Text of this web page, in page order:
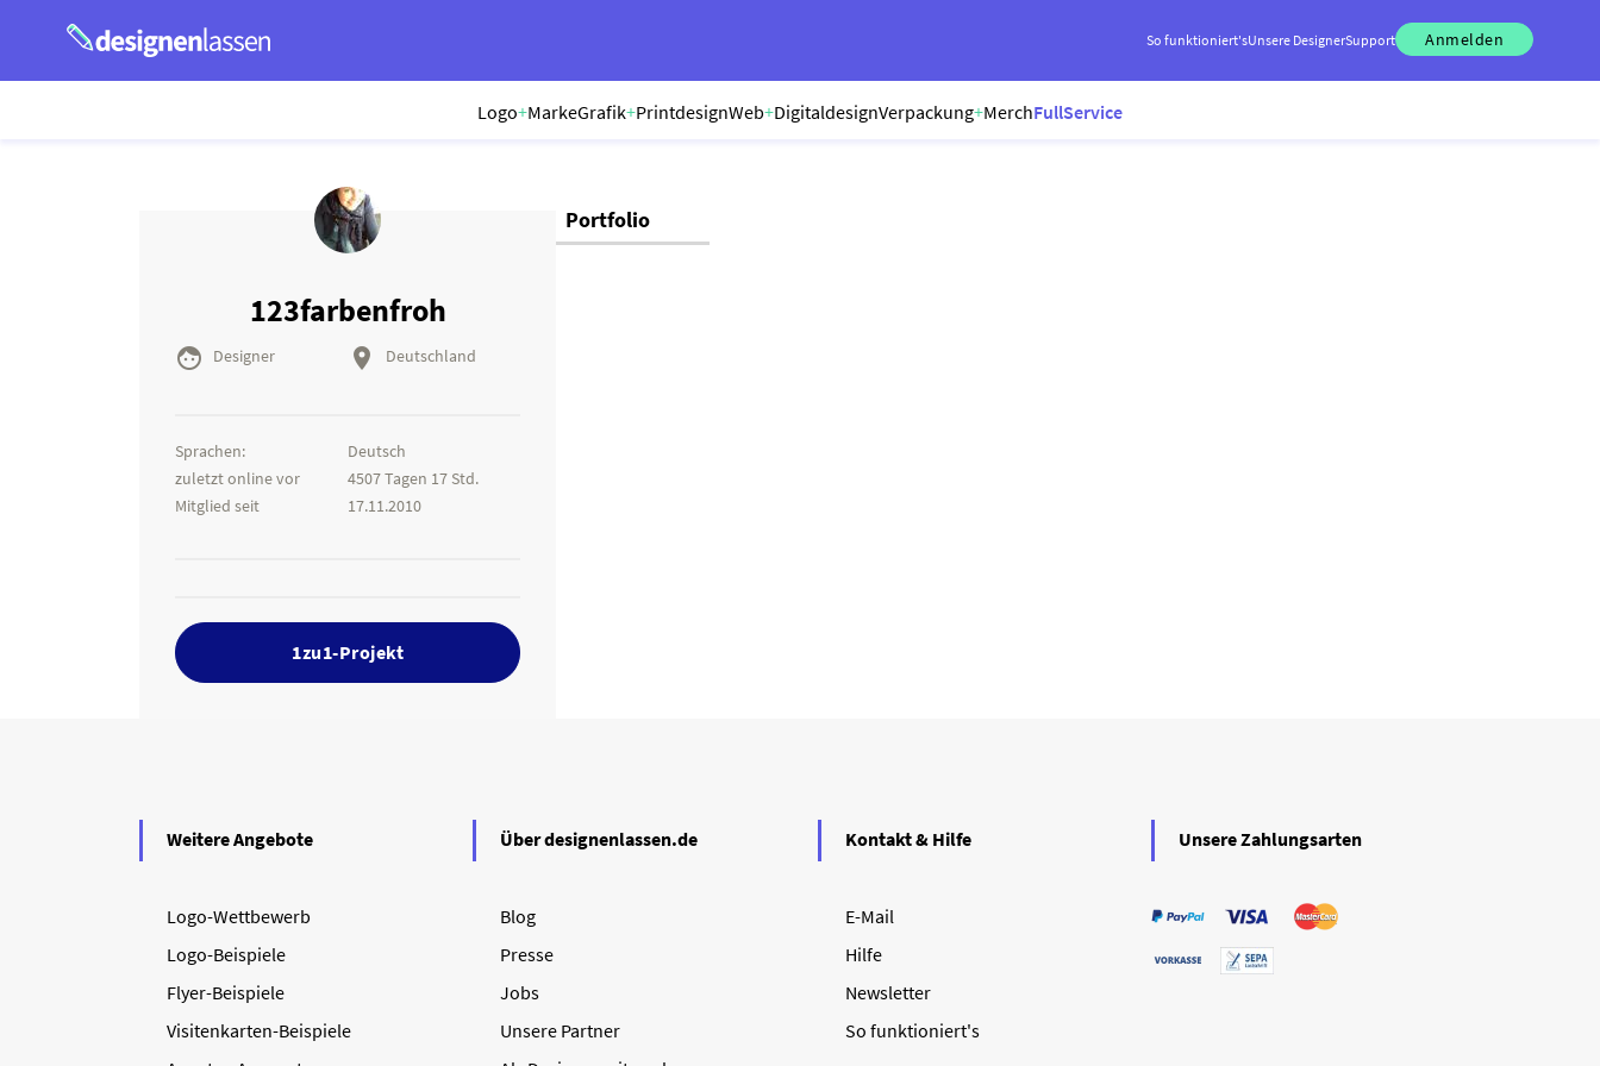
So funktioniert'sUnsere DesignerSupport Anmelden
Logo+MarkeGrafik+PrintdesignWeb+DigitaldesignVerpackung+MerchFullService
123farbenfroh
 Designer  Deutschland
Sprachen:
Deutsch
zuletzt online vor
4507 Tagen 17 Std.
Mitglied seit
17.11.2010
1zu1-Projekt
Portfolio
Weitere Angebote
Logo-Wettbewerb
Logo-Beispiele
Flyer-Beispiele
Visitenkarten-Beispiele
Über designenlassen.de
Blog
Presse
Jobs
Unsere Partner
Kontakt & Hilfe
E-Mail
Hilfe
Newsletter
So funktioniert's
Unsere Zahlungsarten